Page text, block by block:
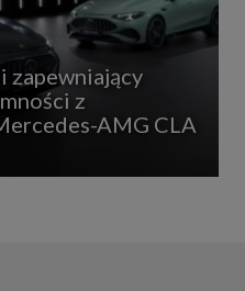
zapewniający
z
AMG CLA